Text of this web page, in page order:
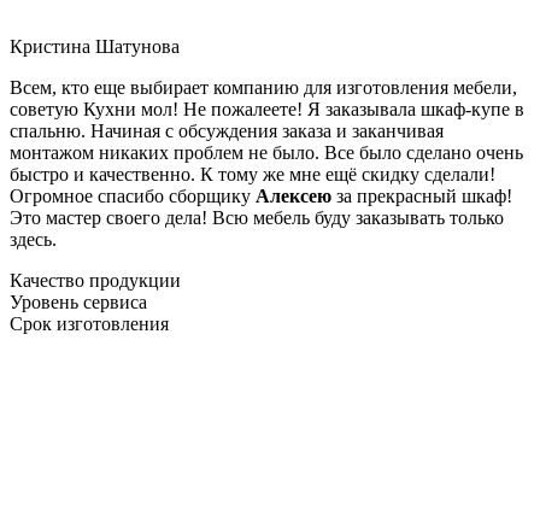
Кристина Шатунова
Всем, кто еще выбирает компанию для изготовления мебели,
советую Кухни мол! Не пожалеете! Я заказывала шкаф-купе в
спальню. Начиная с обсуждения заказа и заканчивая
монтажом никаких проблем не было. Все было сделано очень
быстро и качественно. К тому же мне ещё скидку сделали!
Огромное спасибо сборщику Алексею за прекрасный шкаф!
Это мастер своего дела! Всю мебель буду заказывать только
здесь.
Качество продукции
Уровень сервиса
Срок изготовления